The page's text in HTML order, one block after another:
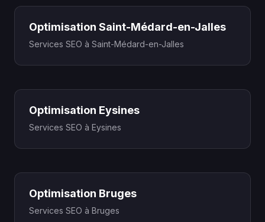
Optimisation Saint-Médard-en-Jalles
Services SEO à Saint-Médard-en-Jalles
Optimisation Eysines
Services SEO à Eysines
Optimisation Bruges
Services SEO à Bruges